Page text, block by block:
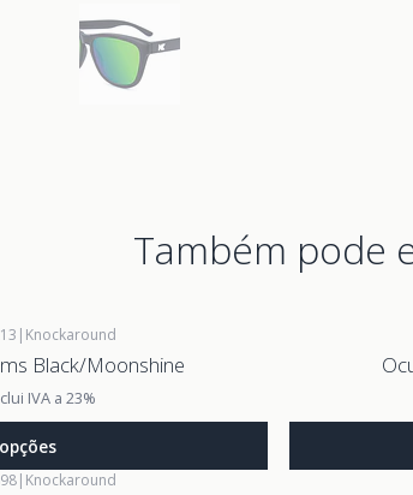
Também pode
| Knockaround
Black/Moonshine
IVA a 23%
| Knockaround